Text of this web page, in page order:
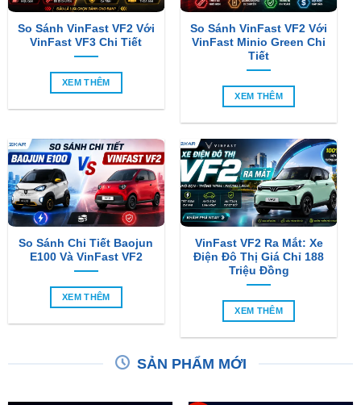
So Sánh VinFast VF2 Với
VinFast VF3 Chi Tiết
XEM THÊM
So Sánh VinFast VF2 Với
VinFast Minio Green Chi
Tiết
XEM THÊM
So Sánh Chi Tiết Baojun
E100 Và VinFast VF2
XEM THÊM
VinFast VF2 Ra Mắt: Xe
Điện Đô Thị Giá Chỉ 188
Triệu Đồng
XEM THÊM
SẢN PHẨM MỚI